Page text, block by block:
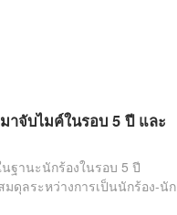
จับไมค์ในรอบ 5 ปี และ
ฐานะนักร้องในรอบ 5 ปี
ดุลระหว่างการเป็นนักร้อง-นัก